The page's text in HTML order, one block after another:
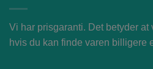
Vi har prisgaranti. Det betyder at
hvis du kan finde varen billigere